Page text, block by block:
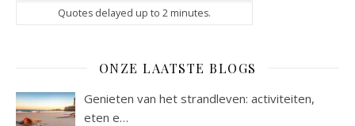
Quotes delayed up to 2 minutes.
ONZE LAATSTE BLOGS
Genieten van het strandleven: activiteiten,
eten e…